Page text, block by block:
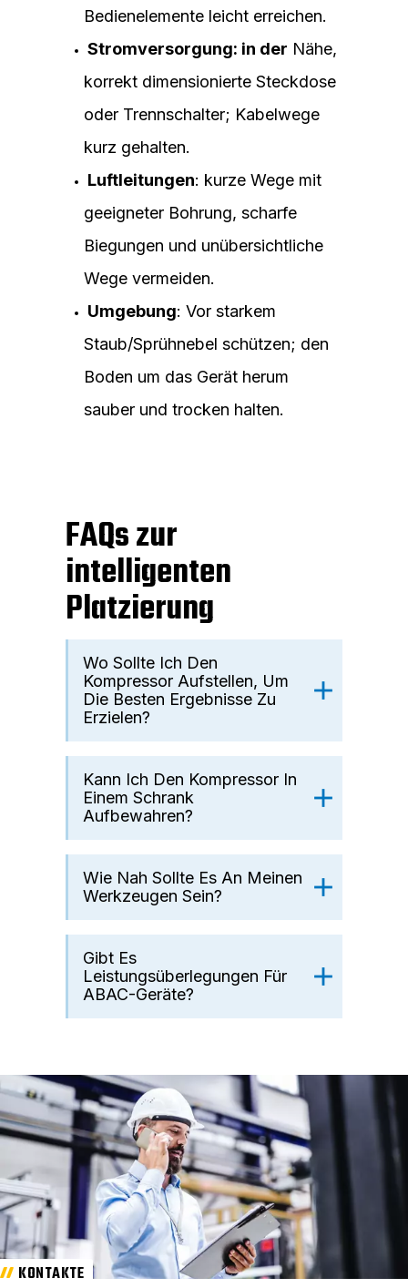
Bedienelemente leicht erreichen.
Stromversorgung: in der Nähe,
korrekt dimensionierte Steckdose
oder Trennschalter; Kabelwege
kurz gehalten.
Luftleitungen: kurze Wege mit
geeigneter Bohrung, scharfe
Biegungen und unübersichtliche
Wege vermeiden.
Umgebung: Vor starkem
Staub/Sprühnebel schützen; den
Boden um das Gerät herum
sauber und trocken halten.
FAQs zur
intelligenten
Platzierung
Wo Sollte Ich Den
Kompressor Aufstellen, Um
Die Besten Ergebnisse Zu
Erzielen?
Kann Ich Den Kompressor In
Einem Schrank
Aufbewahren?
Wie Nah Sollte Es An Meinen
Werkzeugen Sein?
Gibt Es
Leistungsüberlegungen Für
ABAC-Geräte?
KONTAKTE